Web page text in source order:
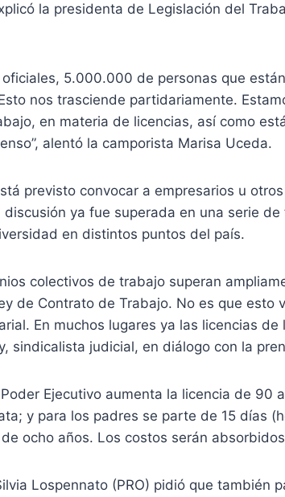
la presidenta de Legislación del
oficiales, 5.000.000 de personas que
nos trasciende partidariamente.
en materia de licencias, así como
alentó la camporista Marisa Uceda.
previsto convocar a empresarios u
discusión ya fue superada en una serie
en distintos puntos del país.
colectivos de trabajo superan
de Contrato de Trabajo. No es que esto
En muchos lugares ya las licencias de
sindicalista judicial, en diálogo con la
Ejecutivo aumenta la licencia de 90
y para los padres se parte de 15 días
ocho años. Los costos serán
Lospennato (PRO) pidió que también